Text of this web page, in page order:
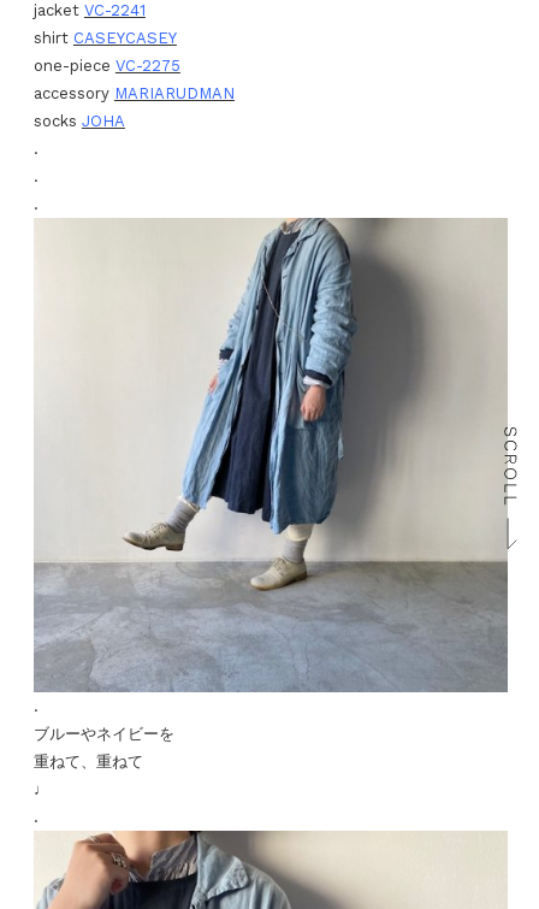
jacket VC-2241
shirt CASEYCASEY
one-piece VC-2275
accessory MARIARUDMAN
socks JOHA
.
.
.
.
ブルーやネイビーを
重ねて、重ねて
♩
.